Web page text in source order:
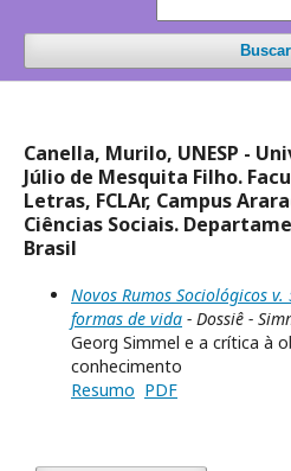
Buscar
Canella, Murilo, UNESP -
Júlio de Mesquita Filho.
Letras, FCLAr, Campus
Ciências Sociais.
Brasil
Novos Rumos Sociológicos
formas de vida - Dossiê -
Georg Simmel e a crítica à
conhecimento
Resumo PDF